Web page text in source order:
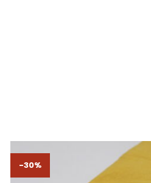
-30%